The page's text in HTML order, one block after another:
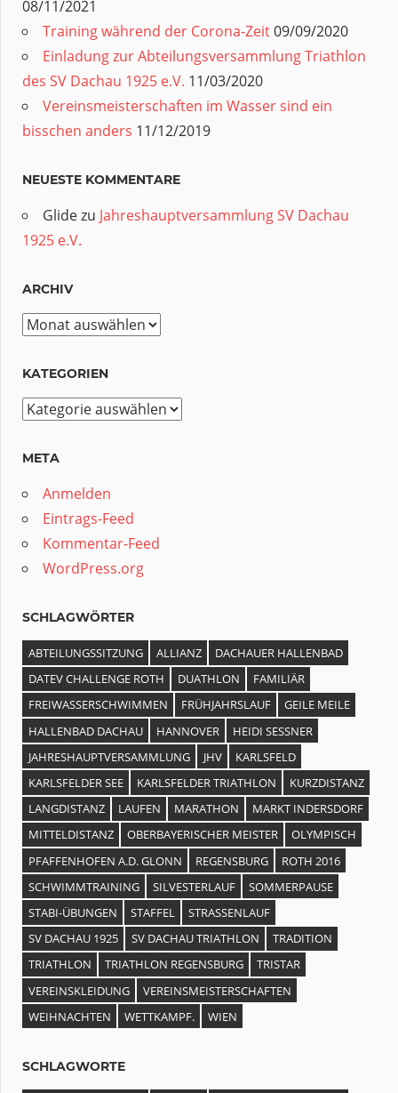
08/11/2021
Training während der Corona-Zeit09/09/2020
Einladung zur Abteilungsversammlung Triathlon
des SV Dachau 1925 e.V. 11/03/2020
Vereinsmeisterschaften im Wasser sind ein
bisschen anders 11/12/2019
NEUESTE KOMMENTARE
Glidezu Jahreshauptversammlung SV Dachau
1925 e.V.
ARCHIV
Archiv
KATEGORIEN
Kategorien
META
Anmelden
Eintrags-Feed
Kommentar-Feed
WordPress.org
SCHLAGWÖRTER
ABTEILUNGSSITZUNG ALLIANZ
DACHAUER HALLENBAD
DATEV CHALLENGE ROTH
DUATHLON
FAMILIÄR
FREIWASSERSCHWIMMEN
FRÜHJAHRSLAUF
GEILE MEILE
HALLENBAD DACHAU
HANNOVER
HEIDI SESSNER
JAHRESHAUPTVERSAMMLUNG
JHV
KARLSFELD
KARLSFELDER SEE
KARLSFELDER TRIATHLON
KURZDISTANZ
LANGDISTANZ
LAUFEN MARATHON
MARKT INDERSDORF
MITTELDISTANZ
OBERBAYERISCHER MEISTER
OLYMPISCH
PFAFFENHOFEN A.D. GLONN
REGENSBURG
ROTH 2016
SCHWIMMTRAINING
SILVESTERLAUF
SOMMERPAUSE
STABI-ÜBUNGEN
STAFFEL
STRASSENLAUF
SV DACHAU 1925
SV DACHAU TRIATHLON
TRADITION
TRIATHLON
TRIATHLON REGENSBURG
TRISTAR
VEREINSKLEIDUNG
VEREINSMEISTERSCHAFTEN
WEIHNACHTEN
WETTKAMPF. WIEN
SCHLAGWORTE